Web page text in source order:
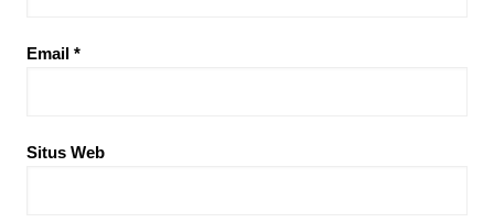
Email *
Situs Web